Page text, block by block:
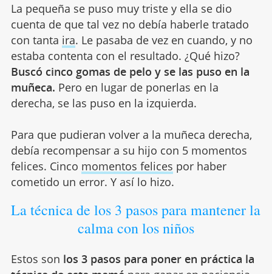
La pequeña se puso muy triste y ella se dio
cuenta de que tal vez no debía haberle tratado
con tanta ira. Le pasaba de vez en cuando, y no
estaba contenta con el resultado. ¿Qué hizo?
Buscó cinco gomas de pelo y se las puso en la
muñeca. Pero en lugar de ponerlas en la
derecha, se las puso en la izquierda.
Para que pudieran volver a la muñeca derecha,
debía recompensar a su hijo con 5 momentos
felices. Cinco momentos felices por haber
cometido un error. Y así lo hizo.
La técnica de los 3 pasos para mantener la
calma con los niños
Estos son los 3 pasos para poner en práctica la